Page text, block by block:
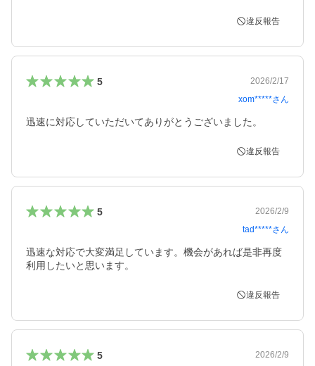
違反報告
5
2026/2/17
xom*****さん
迅速に対応していただいてありがとうございました。
違反報告
5
2026/2/9
tad*****さん
迅速な対応で大変満足しています。機会があれば是非再度
利用したいと思います。
違反報告
5
2026/2/9